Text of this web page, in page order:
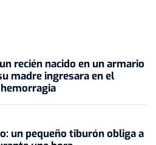
recién nacido en un armario
madre ingresara en el
un pequeño tiburón obliga a